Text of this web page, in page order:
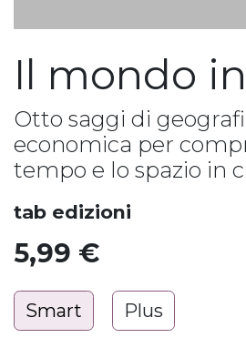
Il mondo
Otto saggi di
economica per
tempo e lo spazio in
tab edizioni
5,99 €
Smart Plus